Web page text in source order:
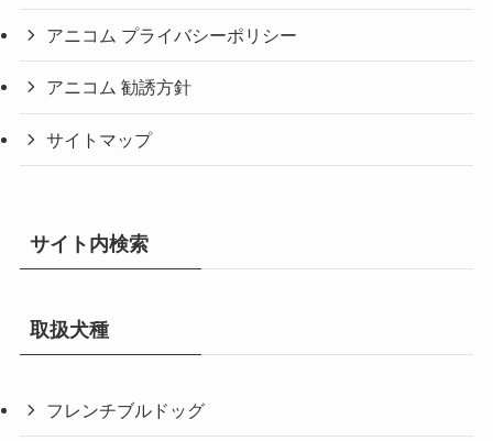
アニコム プライバシーポリシー
アニコム 勧誘方針
サイトマップ
サイト内検索
取扱犬種
フレンチブルドッグ